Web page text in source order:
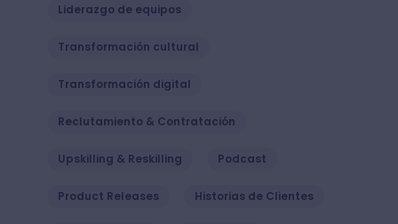
Liderazgo de equipos
Transformación cultural
Transformación digital
Reclutamiento & Contratación
Upskilling & Reskilling Podcast
Product Releases Historias de Clientes